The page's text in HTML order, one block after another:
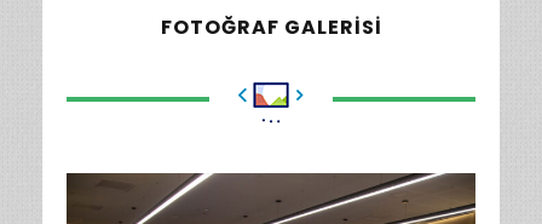
FOTOĞRAF GALERISI